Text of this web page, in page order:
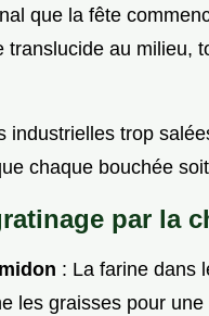
que la fête
translucide au milieu,
industrielles trop
chaque bouchée
par la
: La farine dans
les graisses pour